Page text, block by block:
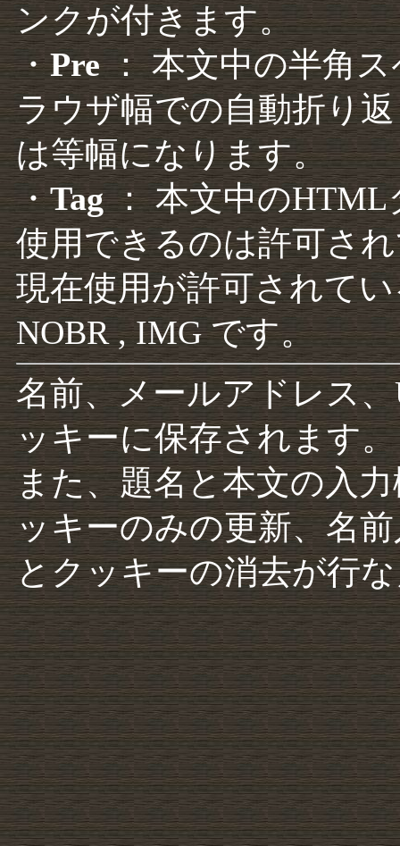
ンクが付きます。
・Pre： 本文中の半角
ラウザ幅での自動折り
は等幅になります。
・Tag： 本文中のHTML
使用できるのは許可さ
現在使用が許可されて
NOBR , IMG です。
名前、メールアドレス
ッキーに保存されます。
また、題名と本文の入
ッキーのみの更新、名
とクッキーの消去が行